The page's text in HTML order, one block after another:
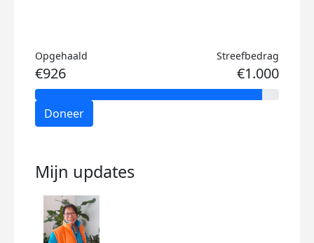
Opgehaald
€926
Streefbedrag
€1.000
Doneer
Mijn updates